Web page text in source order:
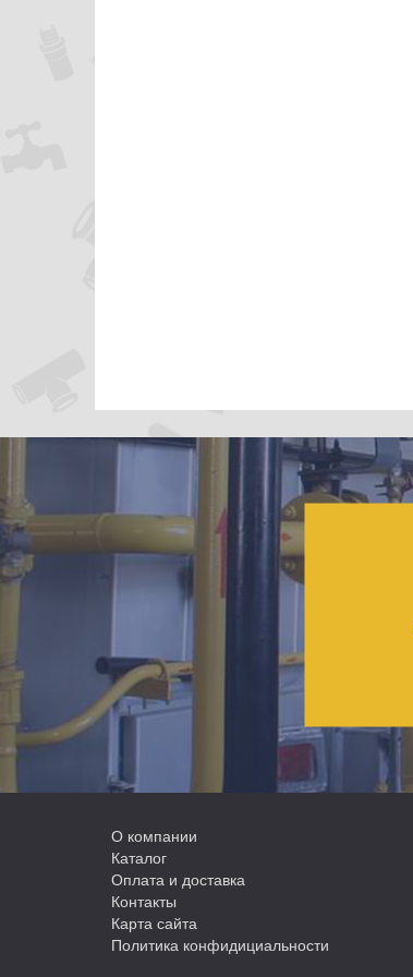
О компании
Каталог
Оплата и доставка
Контакты
Карта сайта
Политика конфидициальности